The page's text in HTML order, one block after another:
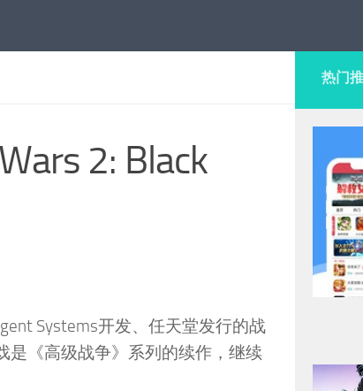
2: Black
Systems开发、任天堂发行的战
是《高级战争》系列的续作，继续
热门